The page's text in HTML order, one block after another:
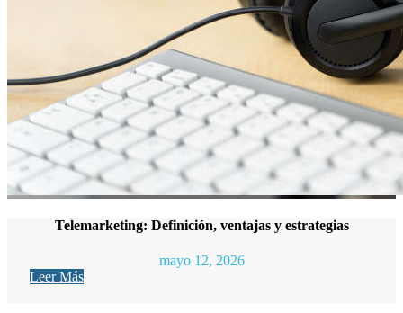
Telemarketing: Definición, ventajas y estrategias
mayo 12, 2026
Leer Más